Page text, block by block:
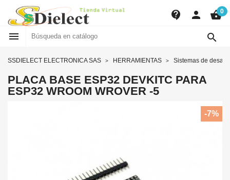
contact_support person shopping_basket0
 
SSDIELECT ELECTRONICA SAS HERRAMIENTAS Sistemas de
PLACA BASE ESP32 DEVKITC PARA
ESP32 WROOM WROVER -5
-7%